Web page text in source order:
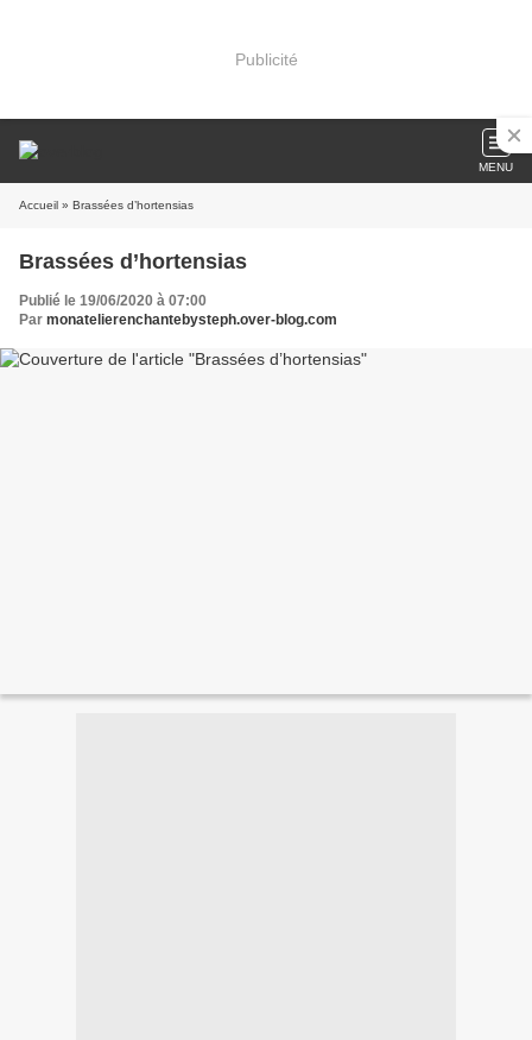
Publicité
MENU
Accueil » Brassées d’hortensias
Brassées d’hortensias
Publié le 19/06/2020 à 07:00
Par monatelierenchantebysteph.over-blog.com